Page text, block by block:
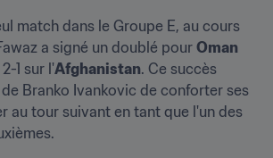
match dans le Groupe E, au cours
a signé un doublé pour Oman
1 sur l'Afghanistan. Ce succès
Branko Ivankovic de conforter ses
au tour suivant en tant que l'un des